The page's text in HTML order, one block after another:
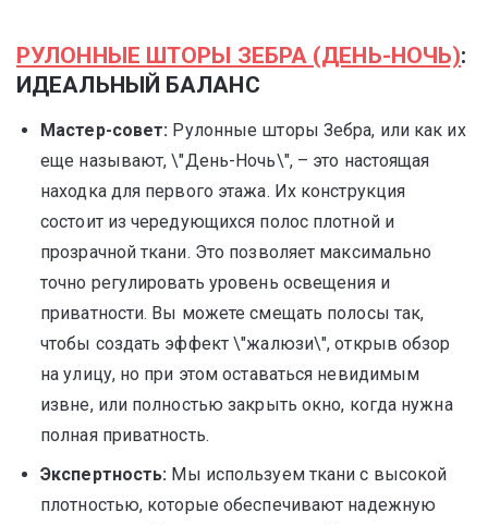
РУЛОННЫЕ ШТОРЫ ЗЕБРА (ДЕНЬ-НОЧЬ):
ИДЕАЛЬНЫЙ БАЛАНС
Мастер-совет: Рулонные шторы Зебра, или как их
еще называют, \"День-Ночь\", – это настоящая
находка для первого этажа. Их конструкция
состоит из чередующихся полос плотной и
прозрачной ткани. Это позволяет максимально
точно регулировать уровень освещения и
приватности. Вы можете смещать полосы так,
чтобы создать эффект \"жалюзи\", открыв обзор
на улицу, но при этом оставаться невидимым
извне, или полностью закрыть окно, когда нужна
полная приватность.
Экспертность: Мы используем ткани с высокой
плотностью, которые обеспечивают надежную